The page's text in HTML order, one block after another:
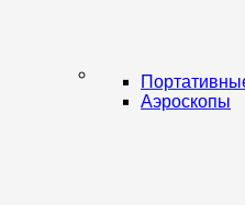
Аэроскопы